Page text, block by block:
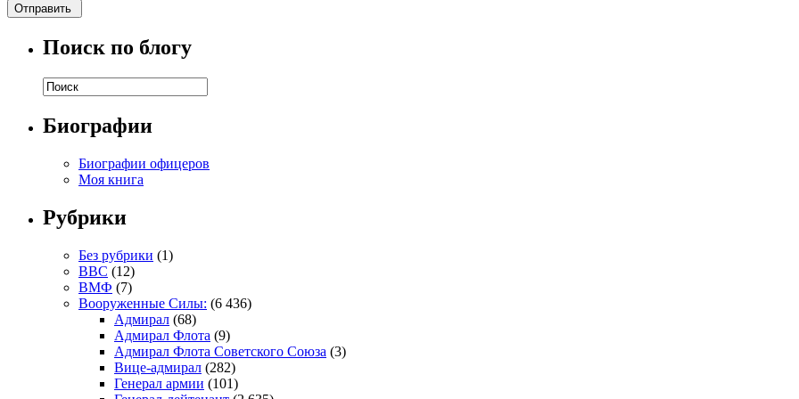
Поиск по блогу
Биографии
Биографии офицеров
Моя книга
Рубрики
Без рубрики (1)
ВВС (12)
ВМФ (7)
Вооруженные Силы: (6 436)
Адмирал (68)
Адмирал Флота (9)
Адмирал Флота Советского Союза (3)
Вице-адмирал (282)
Генерал армии (101)